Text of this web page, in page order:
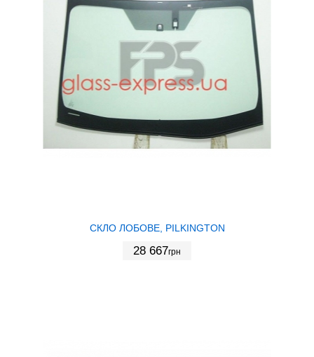
СКЛО ЛОБОВЕ, PILKINGTON
28 667грн